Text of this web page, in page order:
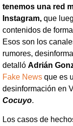
tenemos una red
Instagram, que
contenidos de
Esos son los
rumores,
detalló Adrián
Fake News que es
desinformación en
Cocuyo.
Los casos de